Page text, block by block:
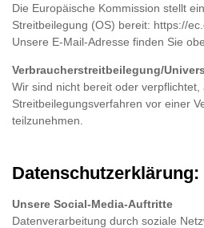
Die Europäische Kommission stellt
Streitbeilegung (OS) bereit: https://
Unsere E-Mail-Adresse finden Sie
Verbraucher­streit­beilegung/
Wir sind nicht bereit oder verpflichtet,
Streitbeilegungsverfahren vor einer
teilzunehmen.
Datenschutzerklärung:
Unsere Social-Media-Auftritte
Datenverarbeitung durch soziale